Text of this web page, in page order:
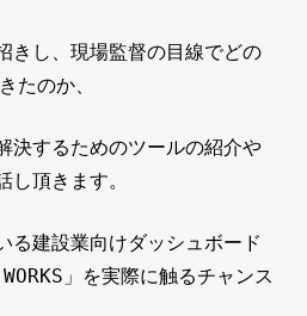
きし、現場監督の目線でどの
たのか、
決するためのツールの紹介や
し頂きます。
る建設業向けダッシュボード
」を実際に触るチャンス